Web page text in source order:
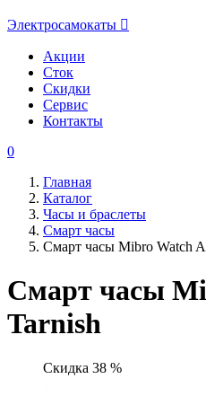
Электросамокаты
Акции
Сток
Скидки
Сервис
Контакты
0
Главная
Каталог
Часы и браслеты
Смарт часы
Смарт часы Mibro Watch
Смарт часы
Tarnish
Скидка 38 %